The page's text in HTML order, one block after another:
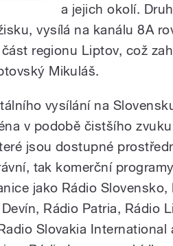
a jejich okolí.
vysílá na kanálu 8A
regionu Liptov, což
Mikuláš.
vysílání na
v podobě čistšího
jsou dostupné
tak komerční
jako Rádio Slovensko,
Rádio Patria, Rádio
Slovakia International